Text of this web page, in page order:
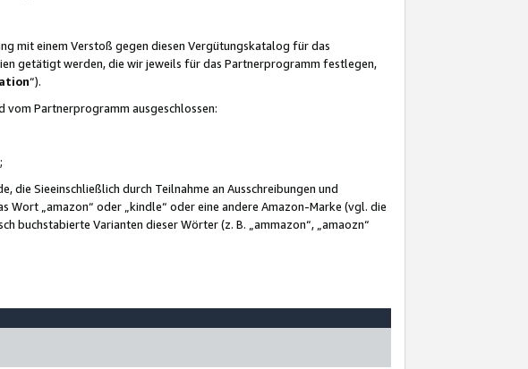
mit einem Verstoß gegen diesen Vergütungskatalog für das
getätigt werden, die wir jeweils für das Partnerprogramm festlegen,
“).
Partnerprogramm ausgeschlossen:
die Sieeinschließlich durch Teilnahme an Ausschreibungen und
„amazon“ oder „kindle“ oder eine andere Amazon-Marke (vgl. die
buchstabierte Varianten dieser Wörter (z. B. „ammazon“, „amaozn“